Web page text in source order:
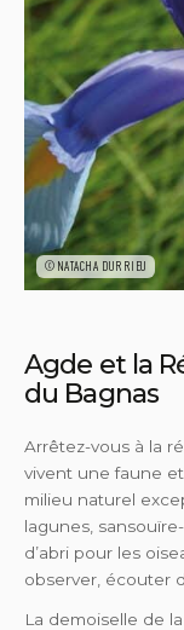
©NATACHA DURRIEU
Agde et la
du Bagnas
Arrêtez-vous à la
vivent une faune
milieu naturel
lagunes,
d’abri pour les
observer, écouter
La demoiselle de